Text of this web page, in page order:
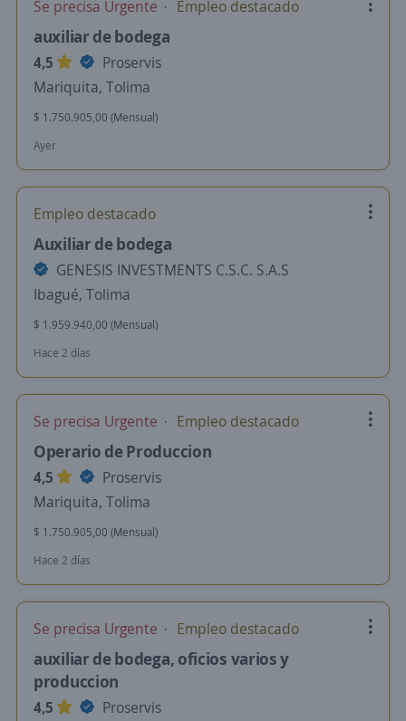
Se precisa Urgente Empleo destacado
auxiliar de bodega
4,5
Proservis
Mariquita, Tolima
$ 1.750.905,00 (Mensual)
Ayer
Empleo destacado
Auxiliar de bodega
GENESIS INVESTMENTS C.S.C. S.A.S
Ibagué, Tolima
$ 1.959.940,00 (Mensual)
Hace 2 días
Se precisa Urgente Empleo destacado
Operario de Produccion
4,5
Proservis
Mariquita, Tolima
$ 1.750.905,00 (Mensual)
Hace 2 días
Se precisa Urgente Empleo destacado
auxiliar de bodega, oficios varios y
produccion
4,5
Proservis